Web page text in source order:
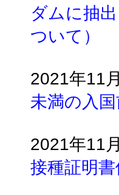
ダムに抽
ついて）
2021年11
未満の入
2021年11
接種証明